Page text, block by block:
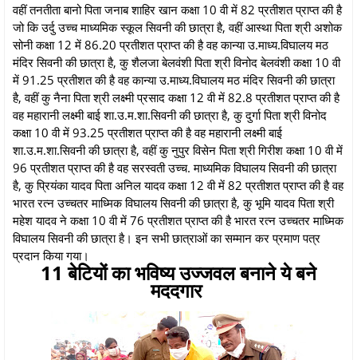
वहीं तनतीता बानो पिता जनाब शाहिर खान कक्षा 10 वी में 82 प्रतीशत प्राप्त की है
जो कि उर्दु उच्च माध्यमिक स्कूल सिवनी की छात्रा है, वहीं आस्था पिता श्री अशोक
सोनी कक्षा 12 में 86.20 प्रतीशत प्राप्त की है वह कान्या उ.माध्य.विघालय मठ
मंदिर सिवनी की छात्रा है, कु शैलजा बेलवंशी पिता श्री विनोद बेलवंशी कक्षा 10 वी
में 91.25 प्रतीशत की है वह कान्या उ.माध्य.विघालय मठ मंदिर सिवनी की छात्रा
है, वहीं कु नैना पिता श्री लक्ष्मी प्रसाद कक्षा 12 वी में 82.8 प्रतीशत प्राप्त की है
वह महारानी लक्ष्मी बाई शा.उ.म.शा.सिवनी की छात्रा है, कु दुर्गा पिता श्री विनोद
कक्षा 10 वी में 93.25 प्रतीशत प्राप्त की है वह महारानी लक्ष्मी बाई
शा.उ.म.शा.सिवनी की छात्रा है, वहीं कु नुपुर विसेन पिता श्री गिरीश कक्षा 10 वी में
96 प्रतीशत प्राप्त की है वह सरस्वती उच्च. माध्यमिक विघालय सिवनी की छात्रा
है, कु प्रियंका यादव पिता अनिल यादव कक्षा 12 वी में 82 प्रतीशत प्राप्त की है वह
भारत रत्न उच्चतर माध्मिक विघालय सिवनी की छात्रा है, कु भूमि यादव पिता श्री
महेश यादव ने कक्षा 10 वी में 76 प्रतीशत प्राप्त की है भारत रत्न उच्चतर माध्मिक
विघालय सिवनी की छात्रा है। इन सभी छात्राओं का सम्मान कर प्रमाण पत्र
प्रदान किया गया।
11 बेटियों का भविष्य उज्जवल बनाने ये बने
मददगार